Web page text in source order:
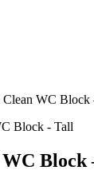
WC Block
Block